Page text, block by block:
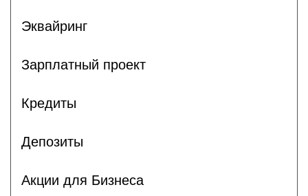
Эквайринг
Зарплатный проект
Кредиты
Депозиты
Акции для Бизнеса